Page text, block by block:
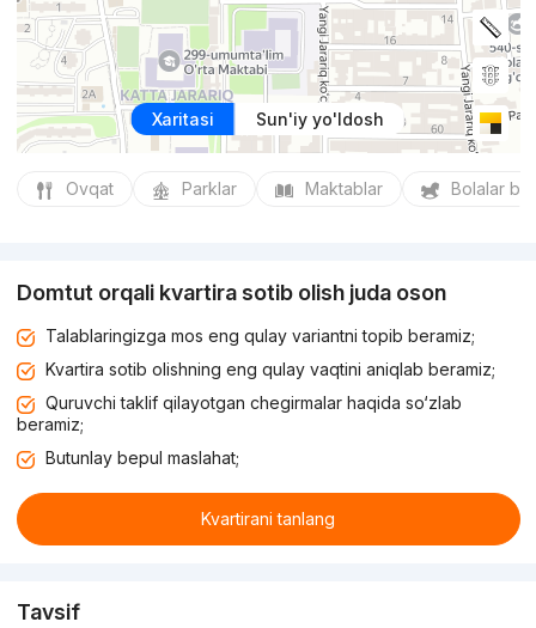
Xaritasi Sun'iy yo'ldosh
Ovqat Parklar Maktablar Bolalar
Domtut orqali kvartira sotib olish juda oson
Talablaringizga mos eng qulay variantni topib beramiz;
Kvartira sotib olishning eng qulay vaqtini aniqlab beramiz;
Quruvchi taklif qilayotgan chegirmalar haqida so‘zlab
beramiz;
Butunlay bepul maslahat;
Kvartirani tanlang
Tavsif